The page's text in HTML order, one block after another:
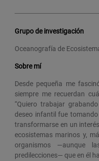
Grupo de investigación
Oceanografía de
Sobre mí
Desde pequeña me
siempre me recuerdan
“Quiero trabajar
deseo infantil fue
transformarse en un
ecosistemas marinos y,
organismos —aunque
predilecciones— que en él